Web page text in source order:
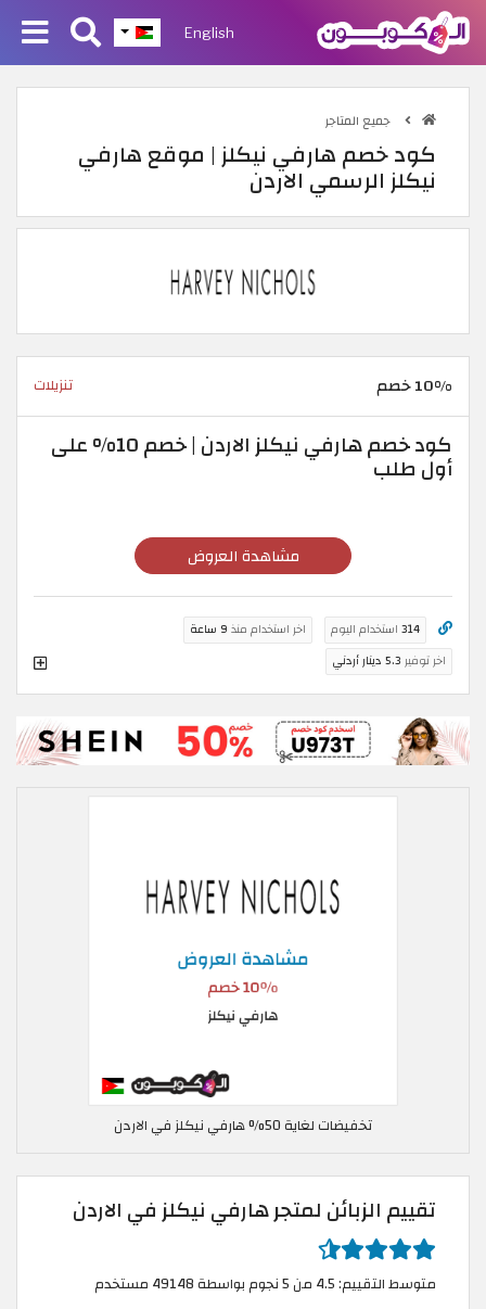
English
جميع المتاجر
كود خصم هارفي نيكلز | موقع هارفي
نيكلز الرسمي الاردن
10% خصم تنزيلات
كود خصم هارفي نيكلز الاردن | خصم 10% على
أول طلب
مشاهدة العروض
314 استخدام اليوم اخر استخدام منذ 9 ساعة
اخر توفير 5.3 دينار أردني
تخفيضات لغاية 50% هارفي نيكلز في الاردن
تقييم الزبائن لمتجر هارفي نيكلز في الاردن
متوسط التقييم: 4.5 من 5 نجوم بواسطة 49148 مستخدم